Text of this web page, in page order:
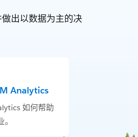
出以数据为主的决
Analytics
如何帮助